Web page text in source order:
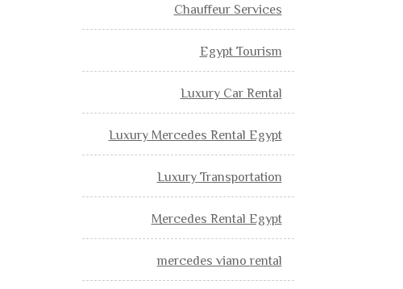
Chauffeur Services
Egypt Tourism
Luxury Car Rental
Luxury Mercedes Rental Egypt
Luxury Transportation
Mercedes Rental Egypt
mercedes viano rental